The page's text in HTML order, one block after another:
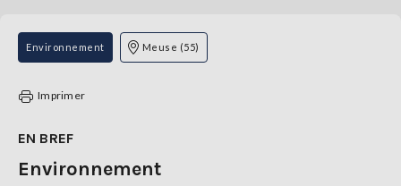
THÉMATIQUES
RÉGIONS
TENDANCES
Environnement Meuse (55)
Imprimer
EN BREF
Environnement